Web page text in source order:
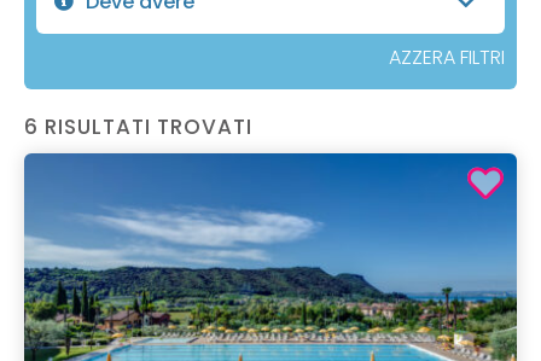
AZZERA FILTRI
6 RISULTATI TROVATI